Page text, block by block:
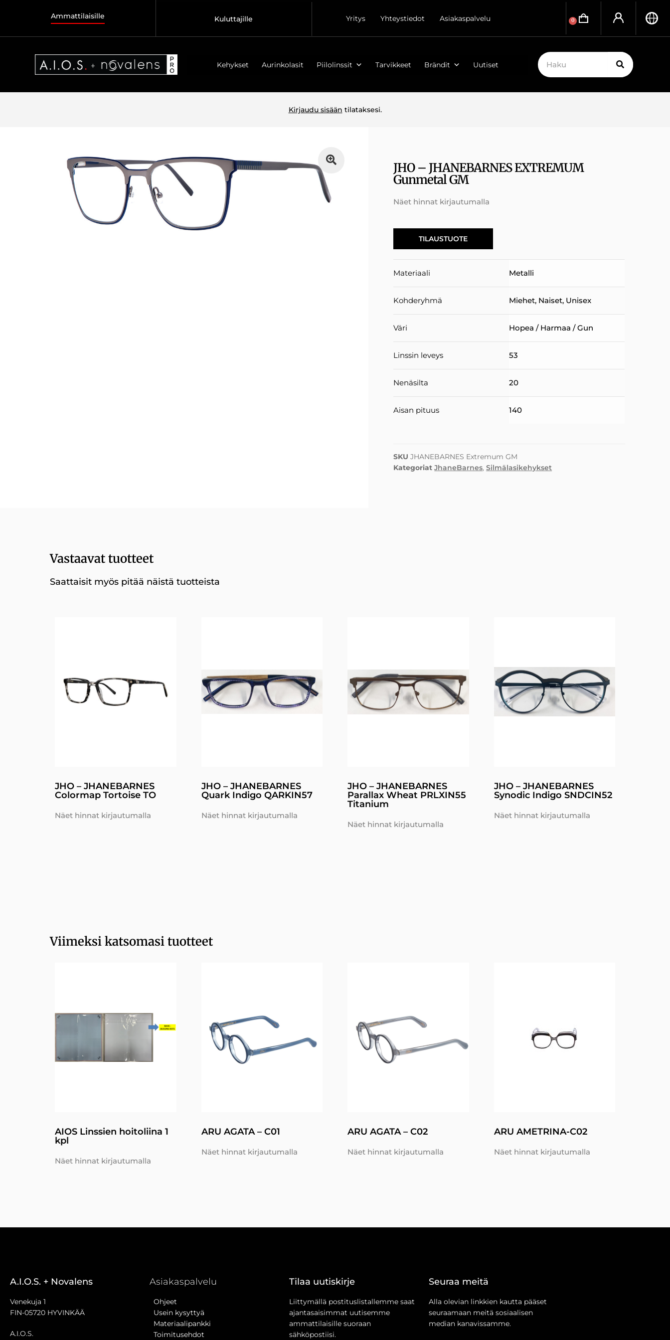
Ammattilaisille Kuluttajille Yritys Yhteystiedot Asiakaspalvelu 0
Kehykset Aurinkolasit Piilolinssit Tarvikkeet Brändit Uutiset
Kirjaudu sisään tilataksesi.
JHO – JHANEBARNES EXTREMUM
Gunmetal GM
Näet hinnat kirjautumalla
TILAUSTUOTE
Materiaali Metalli
Kohderyhmä Miehet, Naiset, Unisex
Väri Hopea / Harmaa / Gun
Linssin leveys 53
Nenäsilta 20
Aisan pituus 140
SKUJHANEBARNES Extremum GM
Kategoriat JhaneBarnes,Silmälasikehykset
Vastaavat tuotteet
Saattaisit myös pitää näistä tuotteista
JHO – JHANEBARNES
Colormap Tortoise TO
Näet hinnat kirjautumalla
JHO – JHANEBARNES
Quark Indigo QARKIN57
Näet hinnat kirjautumalla
JHO – JHANEBARNES
Parallax Wheat PRLXIN55
Titanium
Näet hinnat kirjautumalla
JHO – JHANEBARNES
Synodic Indigo SNDCIN52
Näet hinnat kirjautumalla
Viimeksi katsomasi tuotteet
AIOS Linssien hoitoliina 1
kpl
Näet hinnat kirjautumalla
ARU AGATA – C01
Näet hinnat kirjautumalla
ARU AGATA – C02
Näet hinnat kirjautumalla
ARU AMETRINA-C02
Näet hinnat kirjautumalla
A.I.O.S. + Novalens
Venekuja 1
FIN-05720 HYVINKÄÄ
A.I.O.S.
Asiakaspalvelu
Ohjeet
Usein kysyttyä
Materiaalipankki
Toimitusehdot
Tilaa uutiskirje
Liittymällä postituslistallemme saat
ajantasaisimmat uutisemme
ammattilaisille suoraan
sähköpostiisi.
Seuraa meitä
Alla olevian linkkien kautta pääset
seuraamaan meitä sosiaalisen
median kanavissamme.